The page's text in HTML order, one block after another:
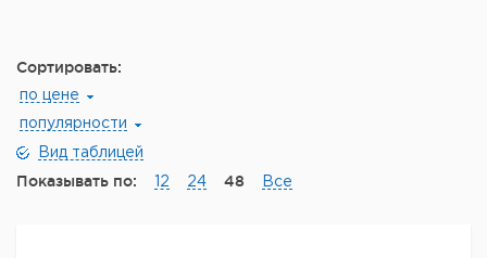
Сортировать:
по цене
популярности
Вид таблицей
Показывать по: 12 24 48 Все